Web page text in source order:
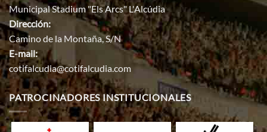
Municipal Stadium "Els Arcs" L'Alcúdia
Dirección:
Camino de la Montaña, S/N
E-mail:
cotifalcudia@cotifalcudia.com
PATROCINADORES INSTITUCIONALES